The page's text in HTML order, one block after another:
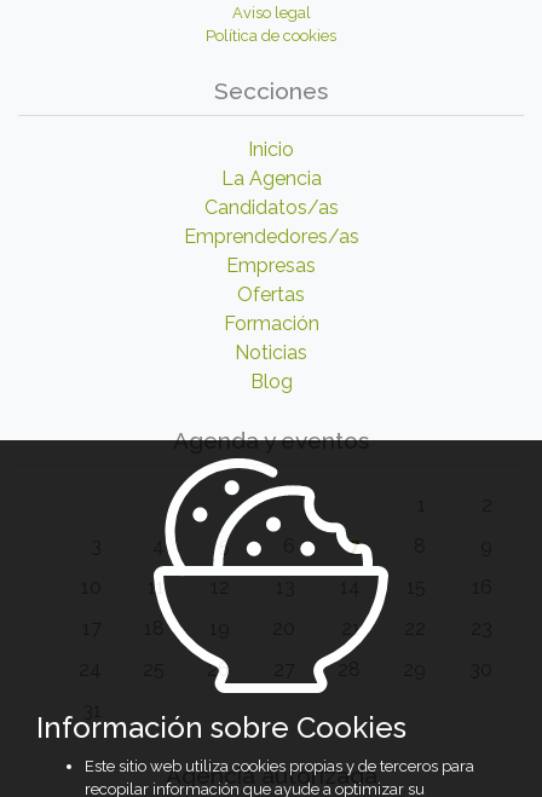
Aviso legal
Política de cookies
Secciones
Inicio
La Agencia
Candidatos/as
Emprendedores/as
Empresas
Ofertas
Formación
Noticias
Blog
Agenda y eventos
5 7
11
21
26 28
Agencia autorizada
Información sobre Cookies
Este sitio web utiliza cookies propias y de terceros para
recopilar información que ayude a optimizar su